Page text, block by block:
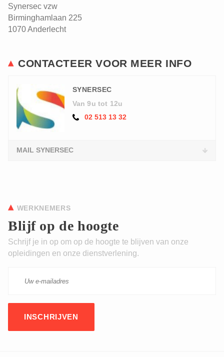
Synersec vzw
Birminghamlaan 225
1070 Anderlecht
CONTACTEER VOOR MEER INFO
SYNERSEC
Van 9u tot 12u
02 513 13 32
MAIL SYNERSEC
Blijf op de hoogte
WERKNEMERS
Schrijf je in op om op de hoogte te blijven van onze
opleidingen en onze dienstverlening.